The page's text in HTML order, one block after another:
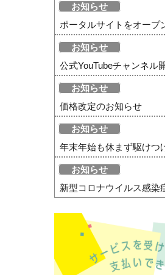
お知らせ
ポータルサイトをオープ
お知らせ
公式YouTubeチャンネル
お知らせ
価格改定のお知らせ
お知らせ
年末年始も休まず駆けつ
お知らせ
新型コロナウイルス感染